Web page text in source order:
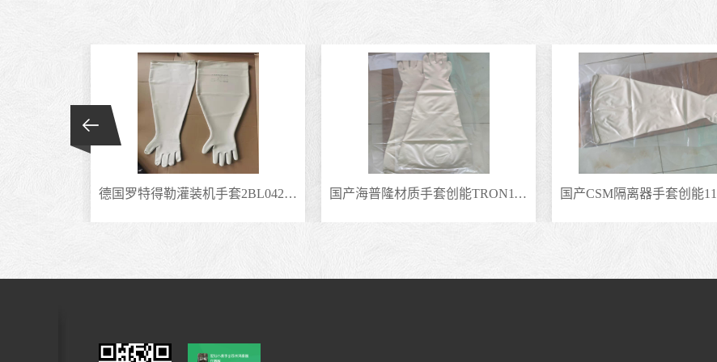
国产海普隆材质手套创能TRON11-204替代霍尼伟尔诺斯8Y1532隔离器手套 国产CSM隔离器手套创能11-200替代霍尼伟尔手套海普隆材质手套TRONPOWER长臂手套